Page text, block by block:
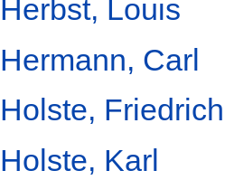
Herbst, Louis
Hermann, Carl
Holste, Friedrich
Holste, Karl